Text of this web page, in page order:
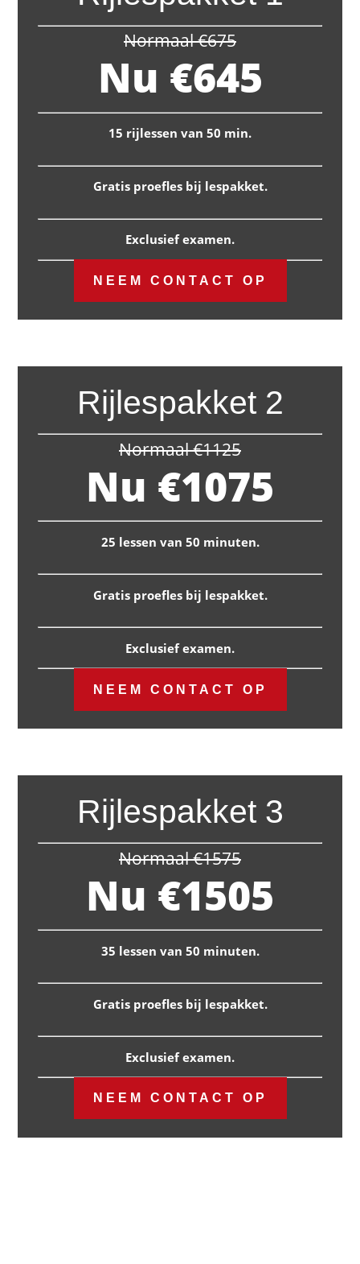
Normaal €675
Nu €645
15 rijlessen van 50 min.
Gratis proefles bij lespakket.
Exclusief examen.
NEEM CONTACT OP
Rijlespakket 2
Normaal €1125
Nu €1075
25 lessen van 50 minuten.
Gratis proefles bij lespakket.
Exclusief examen.
NEEM CONTACT OP
Rijlespakket 3
Normaal €1575
Nu €1505
35 lessen van 50 minuten.
Gratis proefles bij lespakket.
Exclusief examen.
NEEM CONTACT OP